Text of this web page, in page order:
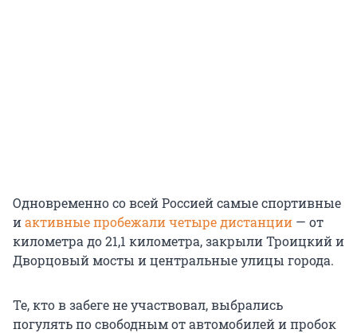
Одновременно со всей Россией самые спортивные
иактивные пробежали четыре дистанции — от
километра до 21,1 километра, закрыли Троицкий и
Дворцовый мосты и центральные улицы города.
Те, кто в забеге не участвовал, выбрались
погулять по свободным от автомобилей и пробок